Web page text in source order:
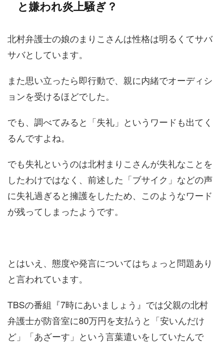
と嫌われ炎上騒ぎ？
北村弁護士の娘のまりこさんは性格は明るくてサバ
サバとしています。
また思い立ったら即行動で、親に内緒でオーディシ
ョンを受けるほどでした。
でも、調べてみると「失礼」というワードも出てく
るんですよね。
でも失礼というのは北村まりこさんが失礼なことを
したわけではなく、前述した「ブサイク」などの声
に失礼過ぎると擁護をしたため、このようなワード
が残ってしまったようです。
とはいえ、態度や発言についてはちょっと問題あり
と言われています。
TBSの番組『7時にあいましょう』では父親の北村
弁護士が防音室に80万円を支払うと「安いんだけ
ど」「あざーす」という言葉遣いをしていたんで